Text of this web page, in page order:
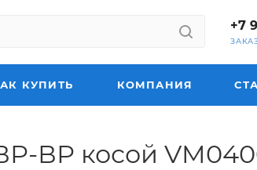
+7
КУПИТЬ КОМПАНИЯ
ВР косой